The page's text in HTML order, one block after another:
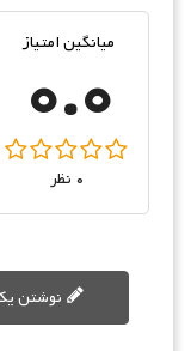
میانگین امتیاز
0.0
0 نظر
نوشتن